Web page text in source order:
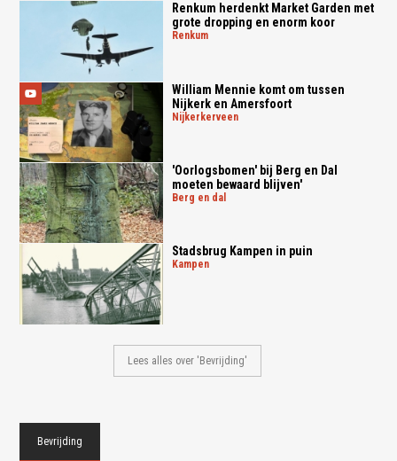
Renkum herdenkt Market Garden met
grote dropping en enorm koor
renkum
William Mennie komt om tussen
Nijkerk en Amersfoort
nijkerkerveen
'Oorlogsbomen' bij Berg en Dal
moeten bewaard blijven'
berg en dal
Stadsbrug Kampen in puin
kampen
Lees alles over 'Bevrijding'
Bevrijding